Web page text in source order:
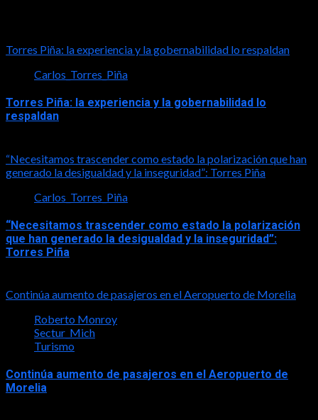
Torres Piña: la experiencia y la gobernabilidad lo respaldan
Carlos_Torres_Piña
Torres Piña: la experiencia y la gobernabilidad lo
respaldan
“Necesitamos trascender como estado la polarización que han
generado la desigualdad y la inseguridad”: Torres Piña
Carlos_Torres_Piña
“Necesitamos trascender como estado la polarización
que han generado la desigualdad y la inseguridad”:
Torres Piña
Continúa aumento de pasajeros en el Aeropuerto de Morelia
Roberto Monroy
Sectur_Mich
Turismo
Continúa aumento de pasajeros en el Aeropuerto de
Morelia